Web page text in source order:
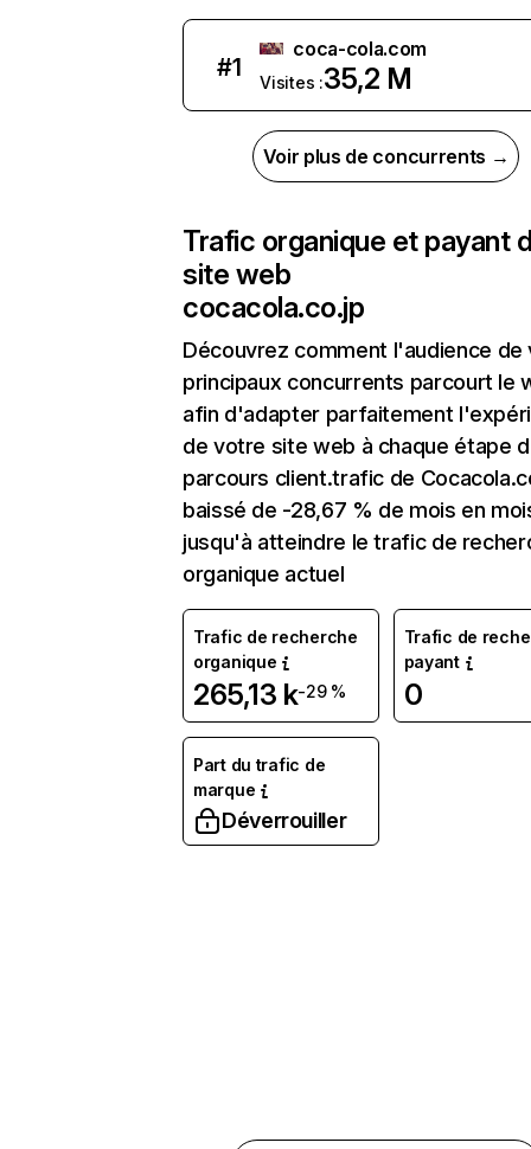
#1
coca-cola.com
Visites :35,2 M
Voir plus de concurrents →
Trafic organique et payant
site web
cocacola.co.jp
Découvrez comment l'audience de
principaux concurrents parcourt le
afin d'adapter parfaitement
de votre site web à chaque étape
parcours client.trafic de
baissé de -28,67 % de mois en
jusqu'à atteindre le trafic de
organique actuel
Trafic de recherche
organique
265,13 k-29 %
Trafic de
payant
0
Part du trafic de
marque
Déverrouiller